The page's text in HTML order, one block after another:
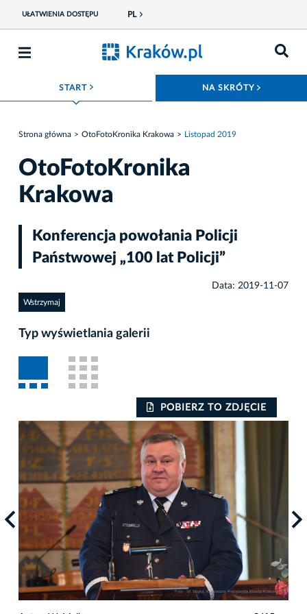
UŁATWIENIA DOSTĘPU PL
START ROZWIŃ MENU NA SKRÓTY
Strona główna OtoFotoKronika Krakowa Listopad 2019
OtoFotoKronika
Krakowa
Konferencja powołania Policji
Państwowej „100 lat Policji”
Data: 2019-11-07
Wstrzymaj
Typ wyświetlania galerii
POBIERZ TO ZDJĘCIE